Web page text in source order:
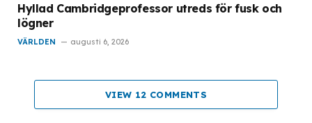
Hyllad Cambridgeprofessor utreds för fusk och
lögner
VÄRLDEN augusti 6, 2026
VIEW 12 COMMENTS